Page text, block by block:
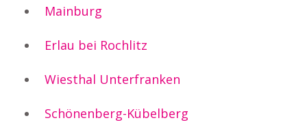
Mainburg
Erlau bei Rochlitz
Wiesthal Unterfranken
Schönenberg-Kübelberg